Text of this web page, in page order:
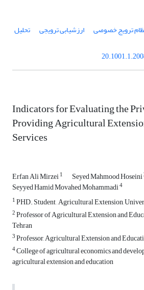
ترویج خصوصی ارزشیابی ترویجی تحلیل
Indicators for Evaluating the
Providing Agricultural
Services
Erfan Ali Mirzei1 Seyed Mahmood Hoseini
Seyyed Hamid Movahed Mohammadi4
1PHD. Student , Agricultural Extension,
2Professor of Agricultural Extension and
Tehran
3Professor, Agricultural Extension and
4College of agricultural economics and
agricultural extension and education